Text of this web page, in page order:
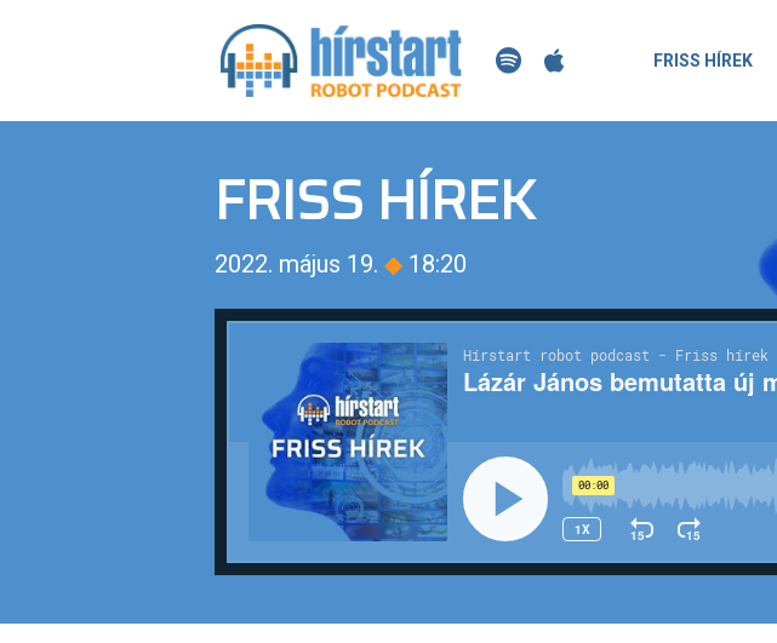
FRISS HÍREK
FRISS HÍREK
2022. május 19. ◆ 18:20